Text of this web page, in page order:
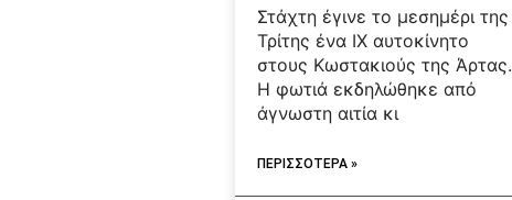
Στάχτη έγινε το μεσημέρι της
Τρίτης ένα ΙΧ αυτοκίνητο
στους Κωστακιούς της Άρτας.
Η φωτιά εκδηλώθηκε από
άγνωστη αιτία κι
ΠΕΡΙΣΣΟΤΕΡΑ »